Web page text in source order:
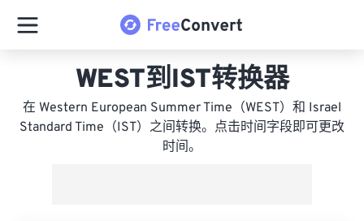
WEST到IST转换器
在 Western European Summer Time（WEST）和 Israel
Standard Time（IST）之间转换。点击时间字段即可更改
时间。